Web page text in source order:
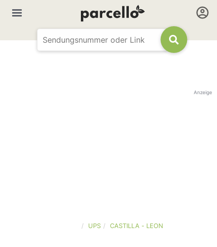
Anzeige
UPS CASTILLA - LEON